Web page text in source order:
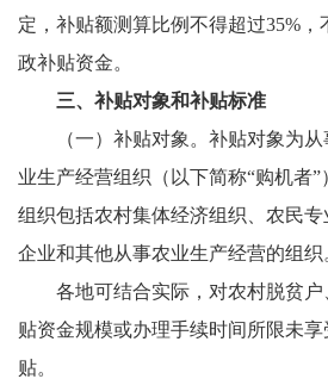
定，补贴额测算比例不得超过35%
政补贴资金。
三、补贴对象和补贴标准
（一）补贴对象。补贴对象为
业生产经营组织（以下简称“购机者
组织包括农村集体经济组织、农民
企业和其他从事农业生产经营的组织
各地可结合实际，对农村脱贫
贴资金规模或办理手续时间所限未
贴。